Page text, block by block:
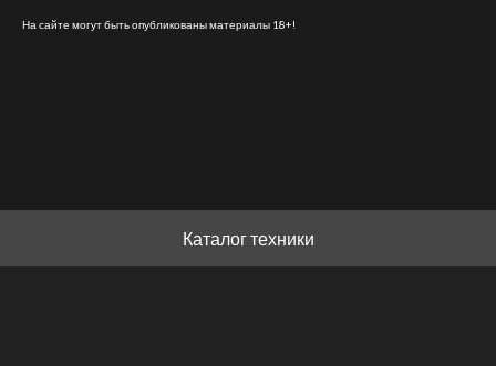
На сайте могут быть опубликованы материалы 18+!
Каталог техники